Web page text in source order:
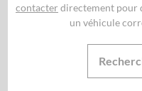
contacter directement pour
un véhicule